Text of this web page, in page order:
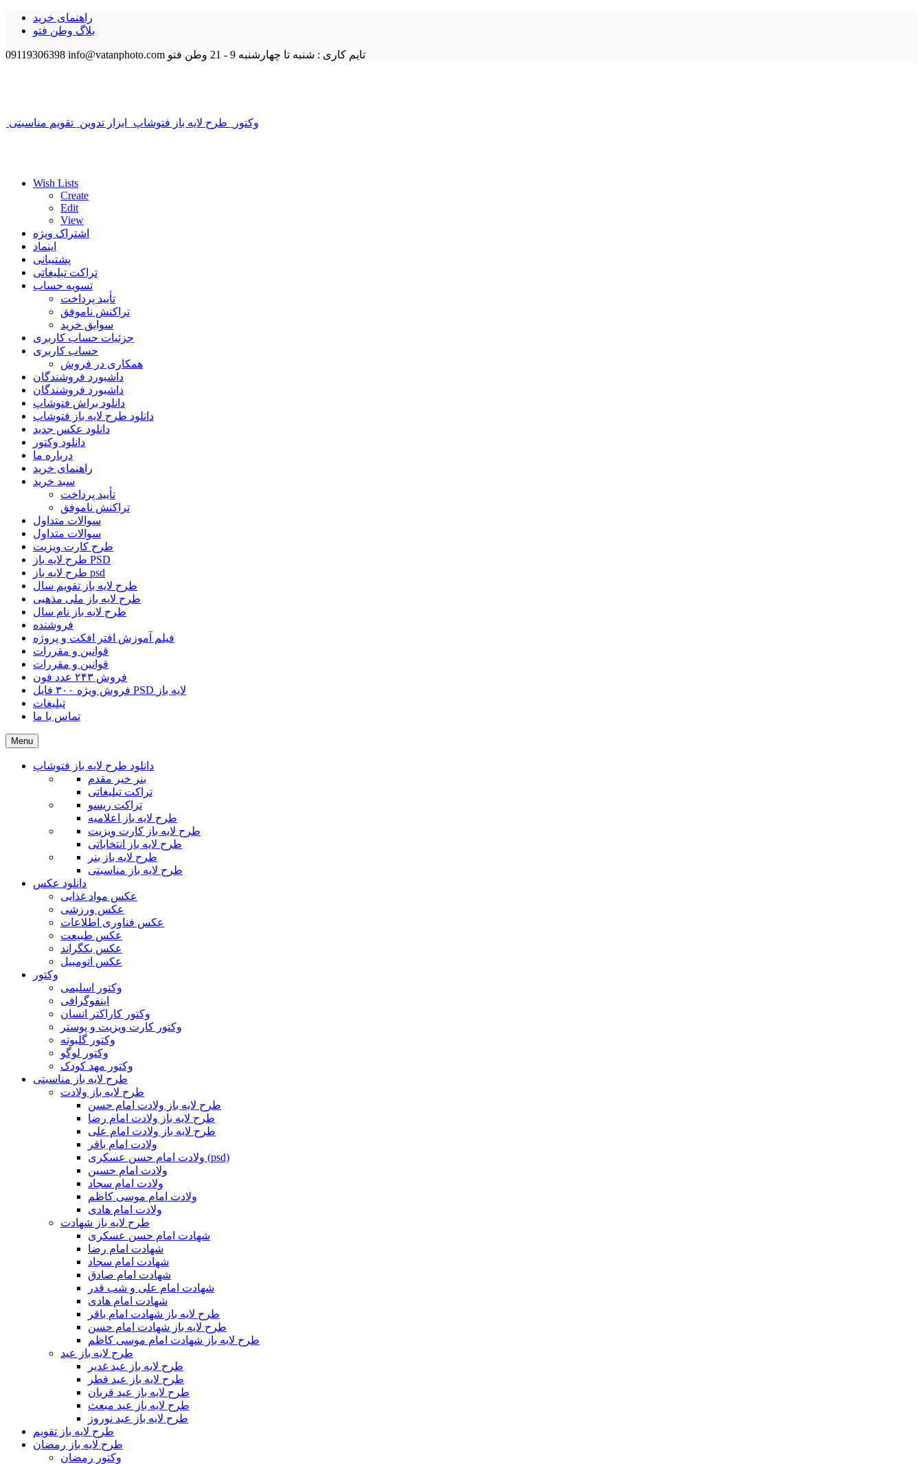
راهنمای خرید
بلاگ وطن فتو
09119306398 info@vatanphoto.com تایم کاری : شنبه تا چهارشنبه 9 - 21 وطن فتو
وکتور طرح لایه باز فتوشاپ ابزار تدوین تقویم مناسبتی
Wish Lists
Create
Edit
View
اشتراک ویژه
اینماد
پشتیبانی
تراکت تبلیغاتی
تسویه حساب
تأیید پرداخت
تراکنش ناموفق
سوابق خرید
جزئیات حساب کاربری
حساب کاربری
همکاری در فروش
داشبورد فروشندگان
داشبورد فروشندگان
دانلود براش فتوشاپ
دانلود طرح لایه باز فتوشاپ
دانلود عکس جدید
دانلود وکتور
درباره ما
راهنمای خرید
سبد خرید
تأیید پرداخت
تراکنش ناموفق
سوالات متداول
سوالات متداول
طرح کارت ویزیت
طرح لایه باز PSD
طرح لایه باز psd
طرح لایه باز تقویم سال
طرح لایه باز ملی مذهبی
طرح لایه باز نام سال
فروشنده
فیلم آموزش افتر افکت و پروژه
قوانین و مقررات
قوانین و مقررات
فروش ۲۴۳ عدد فون
فروش ویژه ۳۰۰ فایل PSD لایه باز
تبلیغات
تماس با ما
Menu
دانلود طرح لایه باز فتوشاپ
بنر خیر مقدم
تراکت تبلیغاتی
تراکت ریسو
طرح لایه باز اعلامیه
طرح لایه باز کارت ویزیت
طرح لایه باز انتخاباتی
طرح لایه باز بنر
طرح لایه باز مناسبتی
دانلود عکس
عکس مواد غذایی
عکس ورزشی
عکس فناوری اطلاعات
عکس طبیعت
عکس بکگراند
عکس اتومبیل
وکتور
وکتور اسلیمی
اینفوگرافی
وکتور کاراکتر انسان
وکتور کارت ویزیت و پوستر
وکتور گلبوته
وکتور لوگو
وکتور مهد کودک
طرح لایه باز مناسبتی
طرح لایه باز ولادت
طرح لایه باز ولادت امام حسن
طرح لایه باز ولادت امام رضا
طرح لایه باز ولادت امام علی
ولادت امام باقر
ولادت امام حسن عسکری (psd)
ولادت امام حسین
ولادت امام سجاد
ولادت امام موسی کاظم
ولادت امام هادی
طرح لایه باز شهادت
شهادت امام حسن عسکری
شهادت امام رضا
شهادت امام سجاد
شهادت امام صادق
شهادت امام علی و شب قدر
شهادت امام هادی
طرح لایه باز شهادت امام باقر
طرح لایه باز شهادت امام حسن
طرح لایه باز شهادت امام موسی کاظم
طرح لایه باز عید
طرح لایه باز عید غدیر
طرح لایه باز عید فطر
طرح لایه باز عید قربان
طرح لایه باز عید مبعث
طرح لایه باز عید نوروز
طرح لایه باز تقویم
طرح لایه باز رمضان
وکتور رمضان